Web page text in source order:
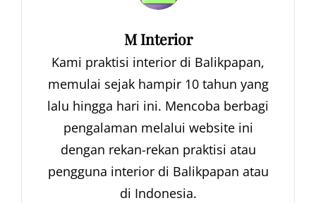
Author:
M Interior
Kami praktisi interior di Balikpapan,
memulai sejak hampir 10 tahun yang
lalu hingga hari ini. Mencoba berbagi
pengalaman melalui website ini
dengan rekan-rekan praktisi atau
pengguna interior di Balikpapan atau
di Indonesia.